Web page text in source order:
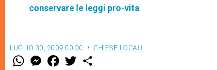
conservare le leggi pro-vita
LUGLIO 30, 2009 00:00 CHIESE LOCALI
W M
e
F
a w